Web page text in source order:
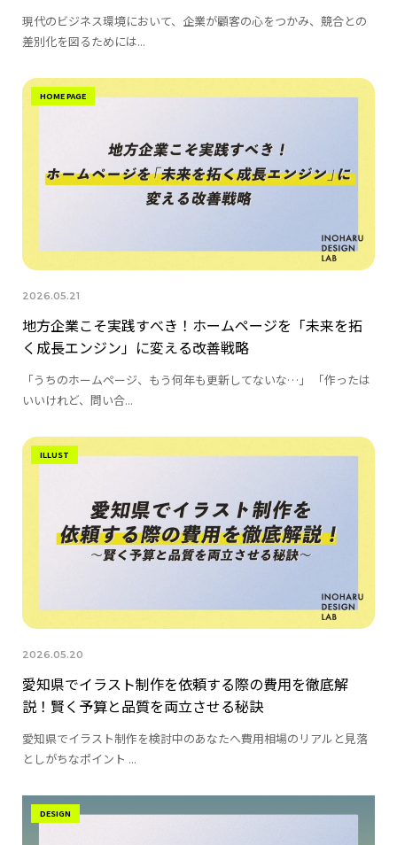
現代のビジネス環境において、企業が顧客の心をつかみ、競合との
差別化を図るためには...
HOME PAGE
2026.05.21
地方企業こそ実践すべき！ホームページを「未来を拓
く成長エンジン」に変える改善戦略
「うちのホームページ、もう何年も更新してないな…」 「作ったは
いいけれど、問い合...
ILLUST
2026.05.20
愛知県でイラスト制作を依頼する際の費用を徹底解
説！賢く予算と品質を両立させる秘訣
愛知県でイラスト制作を検討中のあなたへ費用相場のリアルと見落
としがちなポイント ...
DESIGN